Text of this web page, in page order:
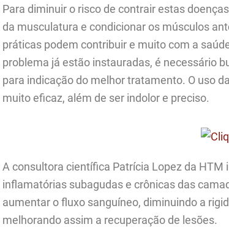
Para diminuir o risco de contrair estas
da musculatura e condicionar os músculos
práticas podem contribuir e muito com a
problema já estão instauradas, é necessário
para indicação do melhor tratamento. O uso
muito eficaz, além de ser indolor e preciso.
A consultora científica Patrícia Lopez da
inflamatórias subagudas e crônicas das
aumentar o fluxo sanguíneo, diminuindo a
melhorando assim a recuperação de lesões.